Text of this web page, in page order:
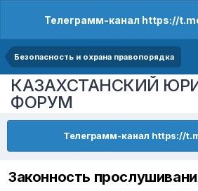
Телеграмм-канал https://
Безопасность и охрана правопорядка
КАЗАХСТАНСКИЙ
ФОРУМ
Телеграмм-канал https://
Законность